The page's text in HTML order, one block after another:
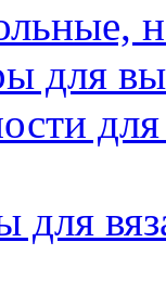
для
для